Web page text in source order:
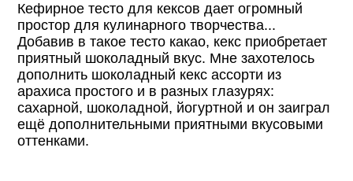
Кефирное тесто для кексов дает огромный
простор для кулинарного творчества...
Добавив в такое тесто какао, кекс приобретает
приятный шоколадный вкус. Мне захотелось
дополнить шоколадный кекс ассорти из
арахиса простого и в разных глазурях:
сахарной, шоколадной, йогуртной и он заиграл
ещё дополнительными приятными вкусовыми
оттенками.